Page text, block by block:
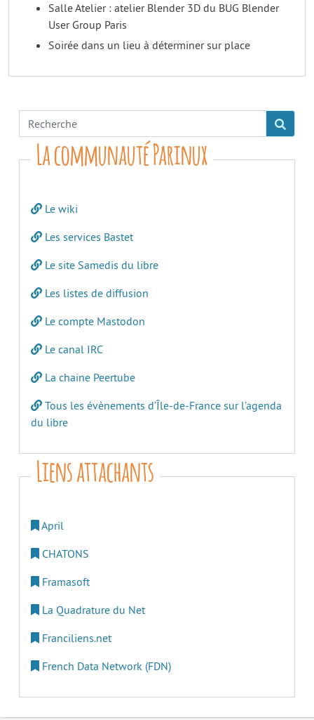
Salle Atelier : atelier Blender 3D du BUG Blender
User Group Paris
Soirée dans un lieu à déterminer sur place
La communauté Parinux
Le wiki
Les services Bastet
Le site Samedis du libre
Les listes de diffusion
Le compte Mastodon
Le canal IRC
La chaine Peertube
Tous les évènements d’Île-de-France sur l’agenda
du libre
Liens attachants
April
CHATONS
Framasoft
La Quadrature du Net
Franciliens.net
French Data Network (FDN)